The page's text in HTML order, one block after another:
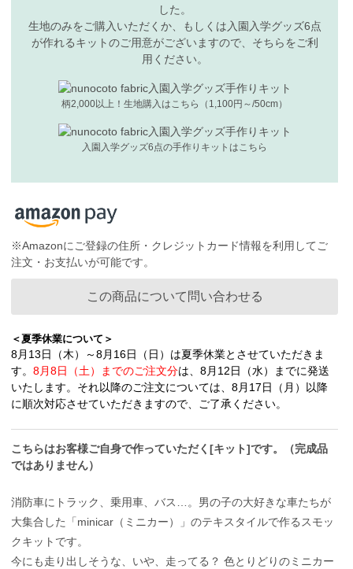
した。
生地のみをご購入いただくか、もしくは入園入学グッズ6点
が作れるキットのご用意がございますので、そちらをご利
用ください。
柄2,000以上！生地購入はこちら（1,100円～/50cm）
入園入学グッズ6点の手作りキットはこちら
※Amazonにご登録の住所・クレジットカード情報を利用してご
注文・お支払いが可能です。
この商品について問い合わせる
＜夏季休業について＞
8月13日（木）～8月16日（日）は夏季休業とさせていただきま
す。8月8日（土）までのご注文分は、8月12日（水）までに発送
いたします。それ以降のご注文については、8月17日（月）以降
に順次対応させていただきますので、ご了承ください。
こちらはお客様ご自身で作っていただく[キット]です。（完成品
ではありません）
消防車にトラック、乗用車、バス…。男の子の大好きな車たちが
大集合した「minicar（ミニカー）」のテキスタイルで作るスモッ
クキットです。
今にも走り出しそうな、いや、走ってる？ 色とりどりのミニカー